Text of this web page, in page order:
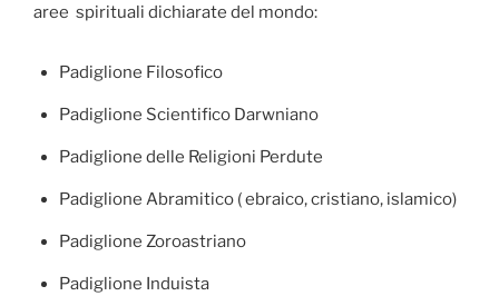
aree spirituali dichiarate del mondo:
Padiglione Filosofico
Padiglione Scientifico Darwniano
Padiglione delle Religioni Perdute
Padiglione Abramitico ( ebraico, cristiano, islamico)
Padiglione Zoroastriano
Padiglione Induista